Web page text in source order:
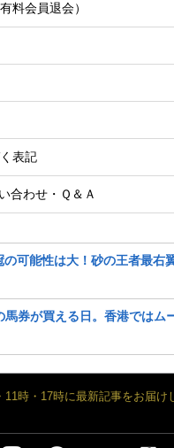
料会員退会）
表記
合わせ・Ｑ＆Ａ
可能性は大！砂の王者最右
馬券が買える日。香港ではム
11時・17時に最新記事をお届け